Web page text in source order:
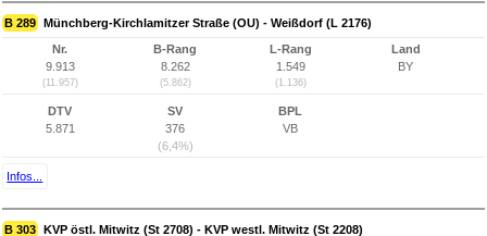
B 289 Münchberg-Kirchlamitzer Straße (OU) - Weißdorf (L 2176)
Nr.
9.913
(11.957)
B-Rang
8.262
(5.862)
L-Rang
1.549
(1.136)
Land
BY
DTV
5.871
SV
376
(6,4%)
BPL
VB
Infos...
B 303 KVP östl. Mitwitz (St 2708) - KVP westl. Mitwitz (St 2208)